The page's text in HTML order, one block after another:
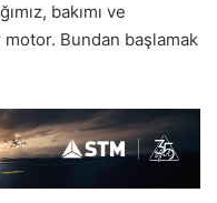
bakımı ve
motor. Bundan başlamak